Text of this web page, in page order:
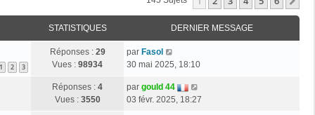
STATISTIQUES DERNIER MESSAGE
1 2 3
Réponses : 29
Vues : 98934
par Fasol
30 mai 2025, 18:10
Réponses : 4
Vues : 3550
par gould 44
03 févr. 2025, 18:27